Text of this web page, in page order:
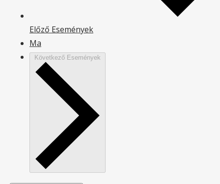
Előző Események
Ma
Következő Események